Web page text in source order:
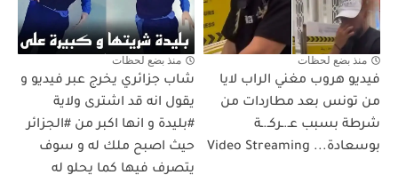
منذ بضع لحظات
فيديو هروب مغني الراب لايا
من تونس بعد مطاردات من
شرطة بسبب عـ.ـركـ.ـة
بوسعادة... Video Streaming
منذ بضع لحظات
شاب جزائري يخرج عبر فيديو و
يقول انه قد اشترى ولاية
#بليدة و انها اكبر من #الجزائر
حيث اصبح ملك له و سوف
يتصرف فيها كما يحلو له